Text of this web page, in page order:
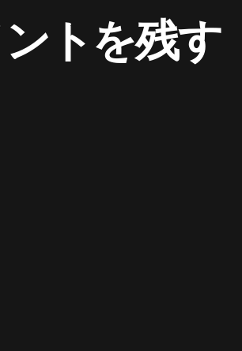
トを残す